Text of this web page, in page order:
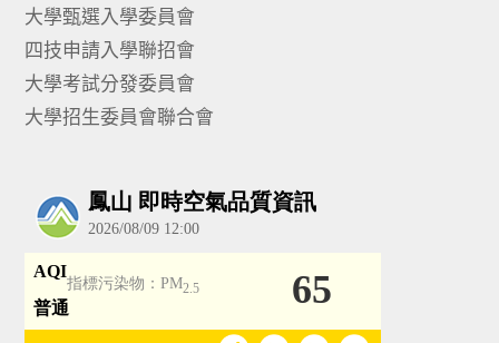
大學甄選入學委員會
四技申請入學聯招會
大學考試分發委員會
大學招生委員會聯合會